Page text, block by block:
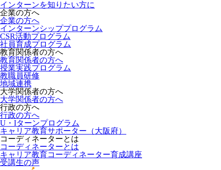
インターンを知りたい方に
企業の方へ
企業の方へ
インターンシッププログラム
CSR活動プログラム
社員育成プログラム
教育関係者の方へ
教育関係者の方へ
授業実践プログラム
教職員研修
地域連携
大学関係者の方へ
大学関係者の方へ
行政の方へ
行政の方へ
U・Iターンプログラム
キャリア教育サポーター（大阪府）
コーディネーターとは
コーディネーターとは
キャリア教育コーディネーター育成講座
受講生の声